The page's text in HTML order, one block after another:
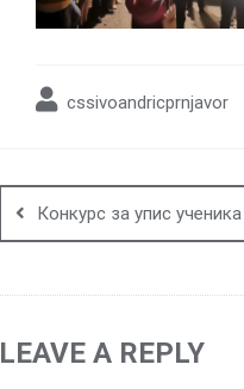
cssivoandricprnjavor
navigation
Конкурс за упис ученика
LEAVE A REPLY